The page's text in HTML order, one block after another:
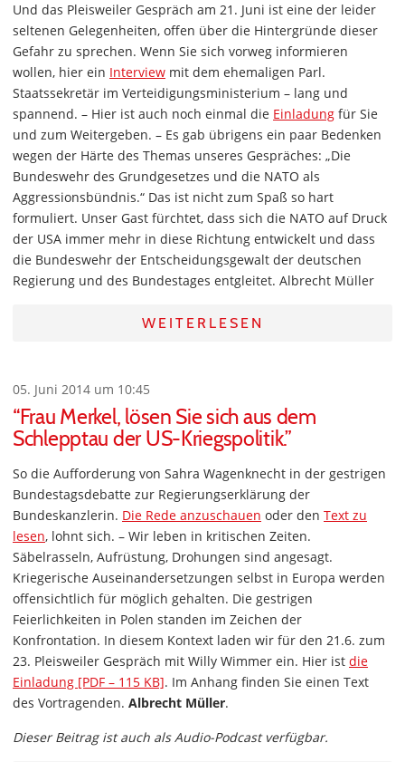
Und das Pleisweiler Gespräch am 21. Juni ist eine der leider
seltenen Gelegenheiten, offen über die Hintergründe dieser
Gefahr zu sprechen. Wenn Sie sich vorweg informieren
wollen, hier ein Interview mit dem ehemaligen Parl.
Staatssekretär im Verteidigungsministerium – lang und
spannend. – Hier ist auch noch einmal die Einladung für Sie
und zum Weitergeben. – Es gab übrigens ein paar Bedenken
wegen der Härte des Themas unseres Gespräches: „Die
Bundeswehr des Grundgesetzes und die NATO als
Aggressionsbündnis.“ Das ist nicht zum Spaß so hart
formuliert. Unser Gast fürchtet, dass sich die NATO auf Druck
der USA immer mehr in diese Richtung entwickelt und dass
die Bundeswehr der Entscheidungsgewalt der deutschen
Regierung und des Bundestages entgleitet. Albrecht Müller
WEITERLESEN
05. Juni 2014 um 10:45
“Frau Merkel, lösen Sie sich aus dem
Schlepptau der US-Kriegspolitik.”
So die Aufforderung von Sahra Wagenknecht in der gestrigen
Bundestagsdebatte zur Regierungserklärung der
Bundeskanzlerin. Die Rede anzuschauen oder den Text zu
lesen, lohnt sich. – Wir leben in kritischen Zeiten.
Säbelrasseln, Aufrüstung, Drohungen sind angesagt.
Kriegerische Auseinandersetzungen selbst in Europa werden
offensichtlich für möglich gehalten. Die gestrigen
Feierlichkeiten in Polen standen im Zeichen der
Konfrontation. In diesem Kontext laden wir für den 21.6. zum
23. Pleisweiler Gespräch mit Willy Wimmer ein. Hier ist die
Einladung [PDF – 115 KB]. Im Anhang finden Sie einen Text
des Vortragenden. Albrecht Müller.
Dieser Beitrag ist auch als Audio-Podcast verfügbar.